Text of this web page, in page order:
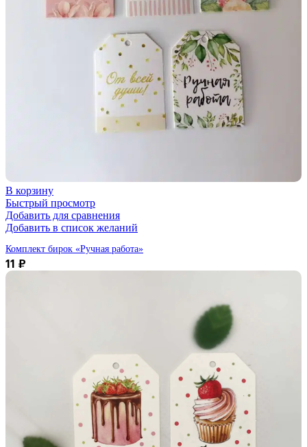
В корзину
Быстрый просмотр
Добавить для сравнения
Добавить в список желаний
Комплект бирок «Ручная работа»
11 ₽